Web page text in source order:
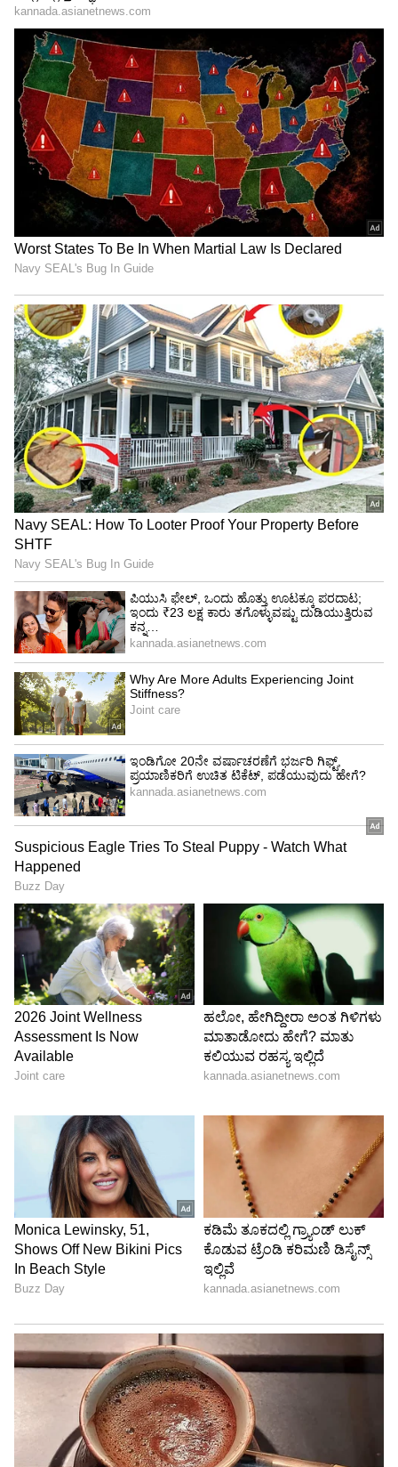
ಅಂತಾರಾಷ್ಟ್ರೀಯ ಚೌಗು ಪ್ರದೇಶದ ಸಂರಕ್ಷಣೆ ಸಲುವಾಗಿ
1971ರಲ್ಲಿ ಇರಾನ್‌ನ ರಾಮ್ಸರ್‌ನಲ್ಲಿ ಯುನೆಸ್ಕೋ ವತಿಯಿಂದ
ಸಮ್ಮೇಳನ ಆಯೋಜಿಸಲಾಗಿತ್ತು. 1975ರಲ್ಲಿ ಸ್ಥಳ ಗುರುತಿಸುವ
ಪ್ರಕ್ರಿಯೆ ಆರಂಭವಾಗಿ ಭಾರತ 1982ರಲ್ಲಿ ಒಪ್ಪಂದಕ್ಕೆ ಸಹಿ
ಹಾಕಿತು.ಇದೀಗ ರಂಗನತಿಟ್ಟು ಪಕ್ಷಿಧಾಮ ರಾಮ್ಸರ್ ತಾಣದ
ಪಟ್ಟಿಗೆ ಸೇರ್ಪಡೆ ಆಗುವ ಮೂಲಕ ರಂಗನತಿಟ್ಟು ಪಕ್ಷಿಧಾಮ
ಅಂತಾರಾಷ್ಟ್ರೀಯ ಮಟ್ಟದಲ್ಲಿ ಮಾನ್ಯತೆ ಪಡೆದಿದೆ. ಹೆಚ್ಚಿನ
ಅನುದಾನ ಗಳಿಸುವ ನಿರೀಕ್ಷೆಯಲ್ಲಿದೆ. ಆ ಮೂಲಕ ಇಲ್ಲಿನ ನದಿ,
ದ್ವೀಪಗಳು, ಸ್ವಚ್ಛತೆ, ಅಭಿವೃದ್ಧಿ ವಿಷಯದಲ್ಲಿ ವಿದೇಶಿ
ಪ್ರವಾಸಿಗರನ್ನು ಸೆಳೆಯುವಲ್ಲಿ ಯಶಸ್ವಿಯಾಗಲಿದೆ.
"ರಾಜಕೀಯ ಬೇಡ, ಸಿನಿಮಾನೇ ಪ್ರಾಣ":
ಕನಕೋತ್ಸವದಲ್ಲಿ ರಿಷಬ್ ಶೆಟ್ಟಿ | Rishab
Shetty speech | Suvarna News
ಶೇ.50 ರಿಂದ ಶೇ.18 ಕ್ಕೆ TAX ಇಳಿಕೆ: ಮೋದಿ-
ಟ್ರಂಪ್ ಐತಿಹಾಸಿಕ ಒಪ್ಪಂದ | India US
Trade Deal | Party Rounds